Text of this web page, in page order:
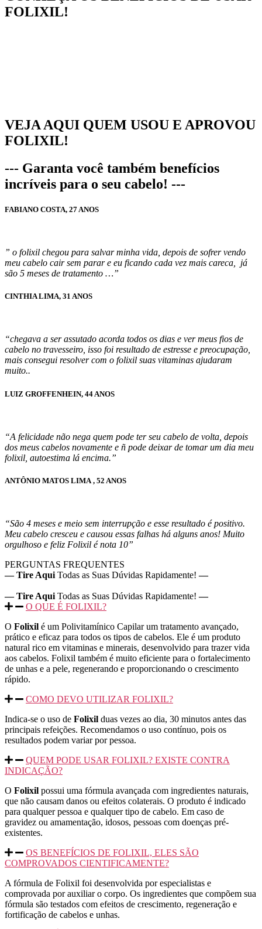
FOLIXIL!
VEJA AQUI QUEM USOU E APROVOU
FOLIXIL!
--- Garanta você também benefícios
incríveis para o seu cabelo! ---
FABIANO COSTA, 27 ANOS
” o folixil chegou para salvar minha vida, depois de sofrer vendo
meu cabelo cair sem parar e eu ficando cada vez mais careca, já
são 5 meses de tratamento …”
CINTHIA LIMA, 31 ANOS
“chegava a ser assutado acorda todos os dias e ver meus fios de
cabelo no travesseiro, isso foi resultado de estresse e preocupação,
mais consegui resolver com o folixil suas vitaminas ajudaram
muito..
LUIZ GROFFENHEIN, 44 ANOS
“A felicidade não nega quem pode ter seu cabelo de volta, depois
dos meus cabelos novamente e ñ pode deixar de tomar um dia meu
folixil, autoestima lá encima.”
ANTÔNIO MATOS LIMA , 52 ANOS
“São 4 meses e meio sem interrupção e esse resultado é positivo.
Meu cabelo cresceu e causou essas falhas há alguns anos! Muito
orgulhoso e feliz Folixil é nota 10”
PERGUNTAS FREQUENTES
— Tire Aqui Todas as Suas Dúvidas Rapidamente!—
— Tire Aqui Todas as Suas Dúvidas Rapidamente!—
O QUE É FOLIXIL?
O Folixil é um Polivitamínico Capilar um tratamento avançado,
prático e eficaz para todos os tipos de cabelos. Ele é um produto
natural rico em vitaminas e minerais, desenvolvido para trazer vida
aos cabelos. Folixil também é muito eficiente para o fortalecimento
de unhas e a pele, regenerando e proporcionando o crescimento
rápido.
COMO DEVO UTILIZAR FOLIXIL?
Indica-se o uso de Folixil duas vezes ao dia, 30 minutos antes das
principais refeições. Recomendamos o uso contínuo, pois os
resultados podem variar por pessoa.
QUEM PODE USAR FOLIXIL? EXISTE CONTRA
INDICAÇÃO?
O Folixil possui uma fórmula avançada com ingredientes naturais,
que não causam danos ou efeitos colaterais. O produto é indicado
para qualquer pessoa e qualquer tipo de cabelo. Em caso de
gravidez ou amamentação, idosos, pessoas com doenças pré-
existentes.
OS BENEFÍCIOS DE FOLIXIL, ELES SÃO
COMPROVADOS CIENTIFICAMENTE?
A fórmula de Folixil foi desenvolvida por especialistas e
comprovada por auxiliar o corpo. Os ingredientes que compõem sua
fórmula são testados com efeitos de crescimento, regeneração e
fortificação de cabelos e unhas.